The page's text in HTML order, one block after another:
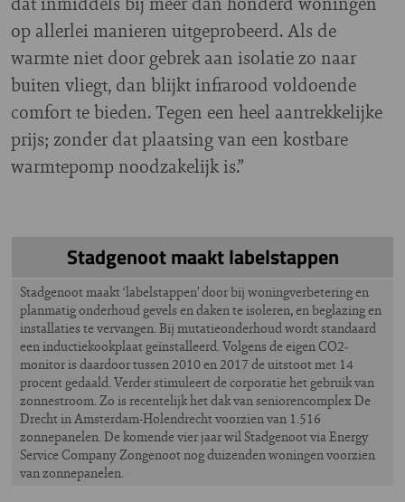
op allerlei manieren uitgeprobeerd. Als de
warmte niet door gebrek aan isolatie zo naar
buiten vliegt, dan blijkt infrarood voldoende
comfort te bieden. Tegen een heel aantrekkelijke
prijs; zonder dat plaatsing van een kostbare
warmtepomp noodzakelijk is.”
Stadgenoot maakt labelstappen
Stadgenoot maakt ‘labelstappen’ door bij woningverbetering en
planmatig onderhoud gevels en daken te isoleren, en beglazing en
installaties te vervangen. Bij mutatieonderhoud wordt standaard
een inductiekookplaat geïnstalleerd. Volgens de eigen CO2-
monitor is daardoor tussen 2010 en 2017 de uitstoot met 14
procent gedaald. Verder stimuleert de corporatie het gebruik van
zonnestroom. Zo is recentelijk het dak van seniorencomplex De
Drecht in Amsterdam-Holendrecht voorzien van 1.516
zonnepanelen. De komende vier jaar wil Stadgenoot via Energy
Service Company Zongenoot nog duizenden woningen voorzien
van zonnepanelen.